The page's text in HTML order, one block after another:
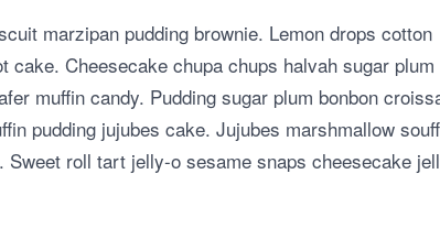
marzipan pudding brownie. Lemon drops cotton
Cheesecake chupa chups halvah sugar plum
muffin candy. Pudding sugar plum bonbon
pudding jujubes cake. Jujubes marshmallow
roll tart jelly-o sesame snaps cheesecake